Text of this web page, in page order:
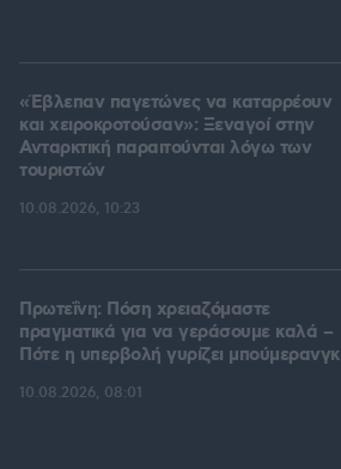
«Έβλεπαν παγετώνες να καταρρέουν
και χειροκροτούσαν»: Ξεναγοί στην
Ανταρκτική παραιτούνται λόγω των
τουριστών
10.08.2026, 10:23
Πρωτεΐνη: Πόση χρειαζόμαστε
πραγματικά για να γεράσουμε καλά –
Πότε η υπερβολή γυρίζει μπούμερανγκ
10.08.2026, 08:01